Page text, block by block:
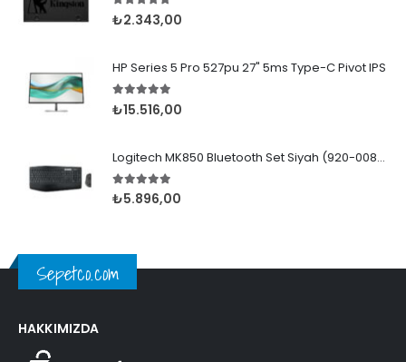
5.005 üzerinden
₺2.343,00
HP Series 5 Pro 527pu 27" 5ms Type-C Pivot IPS
5.005 üzerinden
₺15.516,00
Logitech MK850 Bluetooth Set Siyah (920-008230)
5.005 üzerinden
₺5.896,00
Sepetco.com
HAKKIMIZDA